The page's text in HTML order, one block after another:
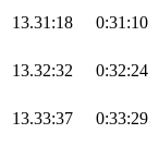
13.31:18 0:31:10
13.32:32 0:32:24
13.33:37 0:33:29